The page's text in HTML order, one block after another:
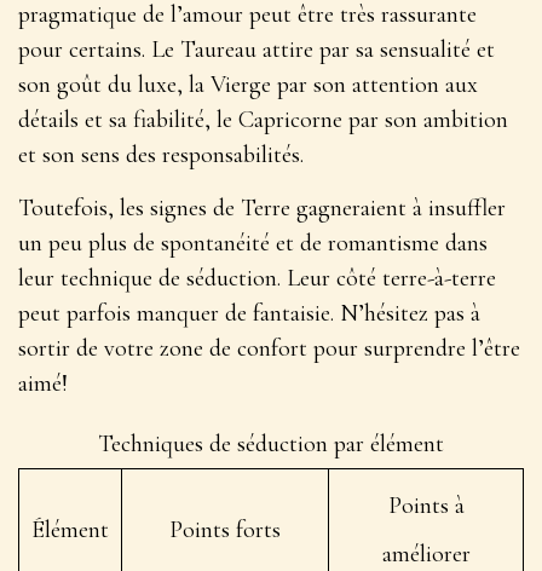
pragmatique de l’amour peut être très rassurante
pour certains. Le Taureau attire par sa sensualité et
son goût du luxe, la Vierge par son attention aux
détails et sa fiabilité, le Capricorne par son ambition
et son sens des responsabilités.
Toutefois, les signes de Terre gagneraient à insuffler
un peu plus de spontanéité et de romantisme dans
leur technique de séduction. Leur côté terre-à-terre
peut parfois manquer de fantaisie. N’hésitez pas à
sortir de votre zone de confort pour surprendre l’être
aimé!
Techniques de séduction par élément
Élément Points forts
Points à
améliorer